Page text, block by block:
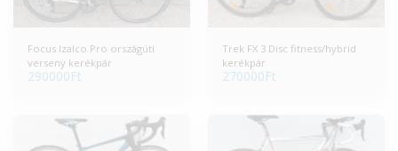
Focus Izalco Pro országúti
verseny kerékpár
290000Ft
Trek FX 3 Disc fitness/hybrid
kerékpár
270000Ft